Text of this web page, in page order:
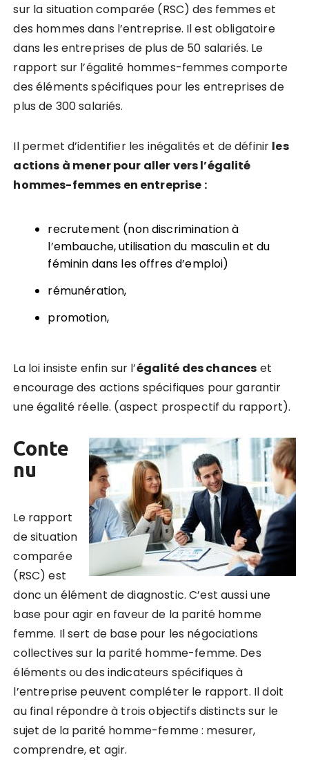
sur la situation comparée (RSC) des femmes et
des hommes dans l’entreprise. Il est obligatoire
dans les entreprises de plus de 50 salariés. Le
rapport sur l’égalité hommes-femmes comporte
des éléments spécifiques pour les entreprises de
plus de 300 salariés.
Il permet d’identifier les inégalités et de définir les
actions à mener pour aller vers l’égalité
hommes-femmes en entreprise :
recrutement (non discrimination à
l’embauche, utilisation du masculin et du
féminin dans les offres d’emploi)
rémunération,
promotion,
La loi insiste enfin sur l’égalité des chances et
encourage des actions spécifiques pour garantir
une égalité réelle. (aspect prospectif du rapport).
Conte
nu
Le rapport
de situation
comparée
(RSC) est
donc un élément de diagnostic. C’est aussi une
base pour agir en faveur de la parité homme
femme. Il sert de base pour les négociations
collectives sur la parité homme-femme. Des
éléments ou des indicateurs spécifiques à
l’entreprise peuvent compléter le rapport. Il doit
au final répondre à trois objectifs distincts sur le
sujet de la parité homme-femme : mesurer,
comprendre, et agir.